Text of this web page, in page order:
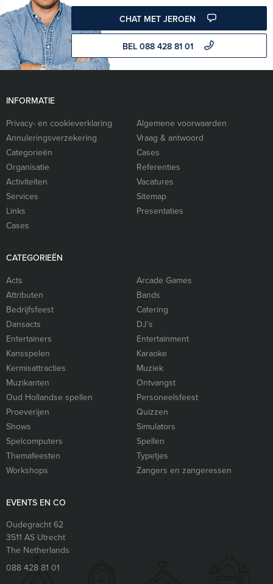
CHAT MET JEROEN
BEL 088 428 81 01
INFORMATIE
Privacy- en cookieverklaring
Algemene voorwaarden
Annuleringsverzekering
Vraag & antwoord
Categorieën
Cases
Organisatie
Referenties
Activiteiten
Vacatures
Services
Sitemap
Links
Presentaties
Cases
CATEGORIEËN
Acts
Arcade Games
Attributen
Bands
Bedrijfsfeest
Catering
Dansacts
DJ’s
Entertainers
Entertainment
Kansspelen
Karaoke
Kermisattracties
Muziek
Muzikanten
Ontvangst
Oud Hollandse spellen
Personeelsfeest
Proeverijen
Quizzen
Shows
Simulators
Spelcomputers
Spellen
Themafeesten
Typetjes
Workshops
Zangers en zangeressen
EVENTS EN CO
Oudegracht 62
3511 AS Utrecht
The Netherlands
088 428 81 01